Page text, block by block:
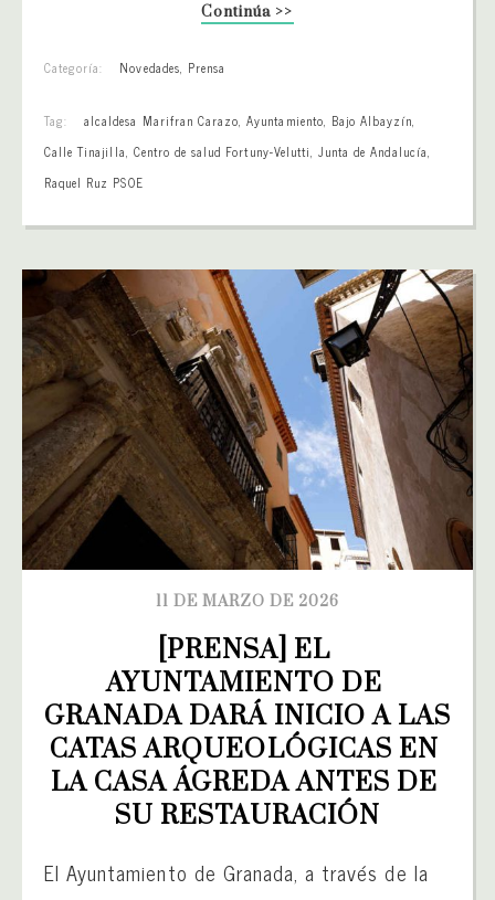
Continúa >>
Categoría: Novedades, Prensa
Tag: alcaldesa Marifran Carazo,Ayuntamiento, Bajo Albayzín,
Calle Tinajilla, Centro de salud Fortuny-Velutti,Junta de Andalucía,
Raquel Ruz PSOE
11 DE MARZO DE 2026
[PRENSA] EL
AYUNTAMIENTO DE
GRANADA DARÁ INICIO A LAS
CATAS ARQUEOLÓGICAS EN
LA CASA ÁGREDA ANTES DE
SU RESTAURACIÓN
El Ayuntamiento de Granada, a través de la